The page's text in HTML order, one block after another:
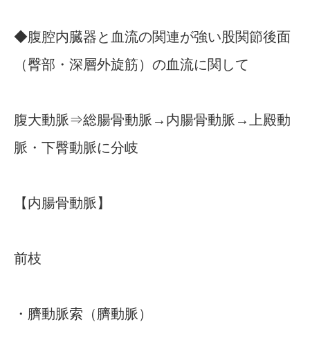
◆腹腔内臓器と血流の関連が強い股関節後面
（臀部・深層外旋筋）の血流に関して
腹大動脈⇒総腸骨動脈→内腸骨動脈→上殿動
脈・下臀動脈に分岐
【内腸骨動脈】
前枝
・臍動脈索（臍動脈）